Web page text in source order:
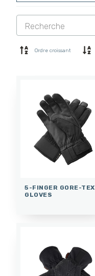
COMBINAISON
SOFTSHELL
CHEMISES
CASQUETTE
CHAUSSETTES
Ordre croissant
5-FINGER GORE-TEX
GLOVES